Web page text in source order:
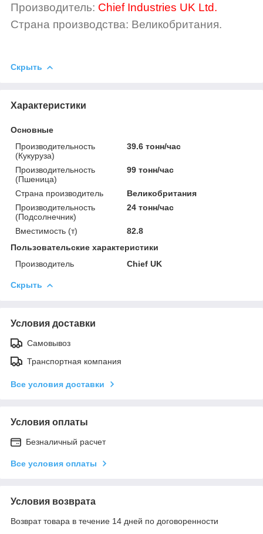
Производитель: Chief Industries UK Ltd.
Страна производства: Великобритания.
Скрыть
Характеристики
Основные
Производительность
(Кукуруза)
39.6 тонн/час
Производительность
(Пшеница)
99 тонн/час
Страна производитель
Великобритания
Производительность
(Подсолнечник)
24 тонн/час
Вместимость (т)
82.8
Пользовательские характеристики
Производитель
Chief UK
Скрыть
Условия доставки
Самовывоз
Транспортная компания
Все условия доставки
Условия оплаты
Безналичный расчет
Все условия оплаты
Условия возврата
Возврат товара в течение 14 дней по договоренности